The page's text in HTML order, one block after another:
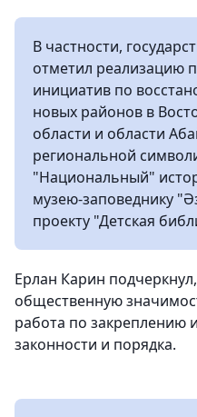
В частности,
отметил реализацию
инициатив по
новых районов в
области и области
региональной
"Национальный"
музею-заповеднику
проекту "Детская
Ерлан Карин
общественную
работа по
законности и порядка.